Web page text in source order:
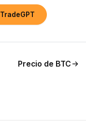
Precio de BTC